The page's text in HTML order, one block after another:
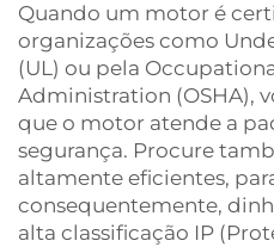
Quando um motor é
organizações como
(UL) ou pela
Administration (OSHA),
que o motor atende a
segurança. Procure
altamente eficientes,
consequentemente,
alta classificação IP